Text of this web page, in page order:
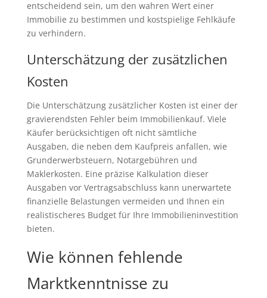
entscheidend sein, um den wahren Wert einer
Immobilie zu bestimmen und kostspielige Fehlkäufe
zu verhindern.
Unterschätzung der zusätzlichen
Kosten
Die Unterschätzung zusätzlicher Kosten ist einer der
gravierendsten Fehler beim Immobilienkauf. Viele
Käufer berücksichtigen oft nicht sämtliche
Ausgaben, die neben dem Kaufpreis anfallen, wie
Grunderwerbsteuern, Notargebühren und
Maklerkosten. Eine präzise Kalkulation dieser
Ausgaben vor Vertragsabschluss kann unerwartete
finanzielle Belastungen vermeiden und Ihnen ein
realistischeres Budget für Ihre Immobilieninvestition
bieten.
Wie können fehlende
Marktkenntnisse zu